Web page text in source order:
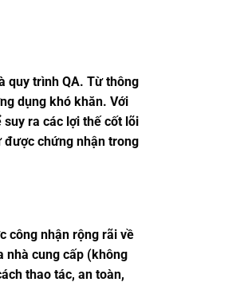
quy trình QA. Từ thông
dụng khó khăn. Với
ra các lợi thế cốt lõi
được chứng nhận trong
công nhận rộng rãi về
nhà cung cấp (không
thao tác, an toàn,